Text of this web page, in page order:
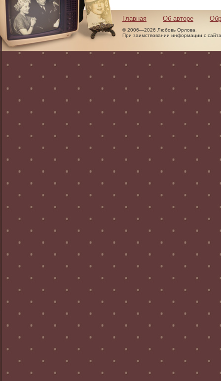
Главная Об авторе
© 2006—2026 Любовь Орлова.
При заимствовании информации с